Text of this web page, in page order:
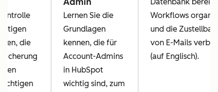
die
Sicherung
Admin
Lernen Sie die
Grundlagen
kennen, die für
Account-Admins
in HubSpot
wichtig sind, zum
Datenbank
Workflows
und die
von E-Mails
(auf Englisch).